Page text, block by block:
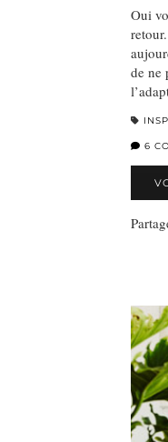
Oui
de ne
6